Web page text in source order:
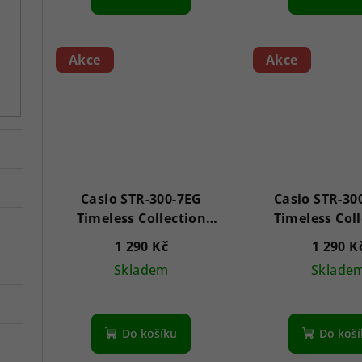
ůAkce
Casio STR-300-7EG
Timeless Collection
35mm 5ATM
1 290 Kč
Skladem
Do košíku
Akce
Casio STR-
Timeless
35mm
1 290
Do